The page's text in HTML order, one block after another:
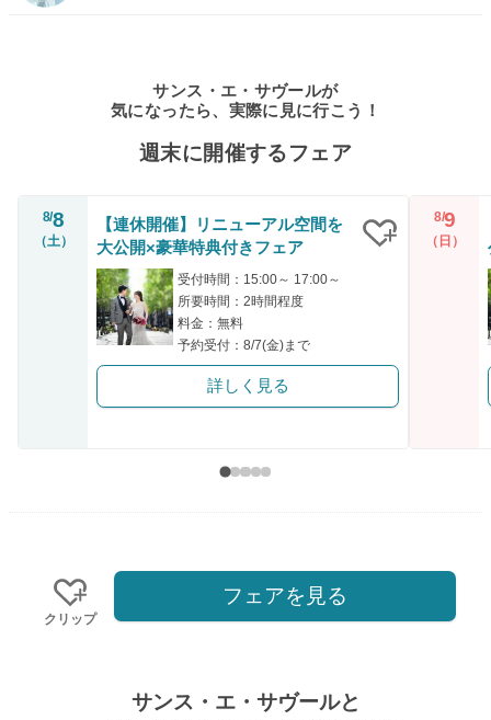
サンス・エ・サヴールが
気になったら、実際に見に行こう！
週末に開催するフェア
8/8
（土）
【連休開催】リニューアル空間を
大公開×豪華特典付きフェア
受付時間：15:00～ 17:00～
所要時間：2時間程度
料金：無料
予約受付：8/7(金)まで
詳しく見る
8/9
（日）
クリップ
フェアを見る
サンス・エ・サヴールと